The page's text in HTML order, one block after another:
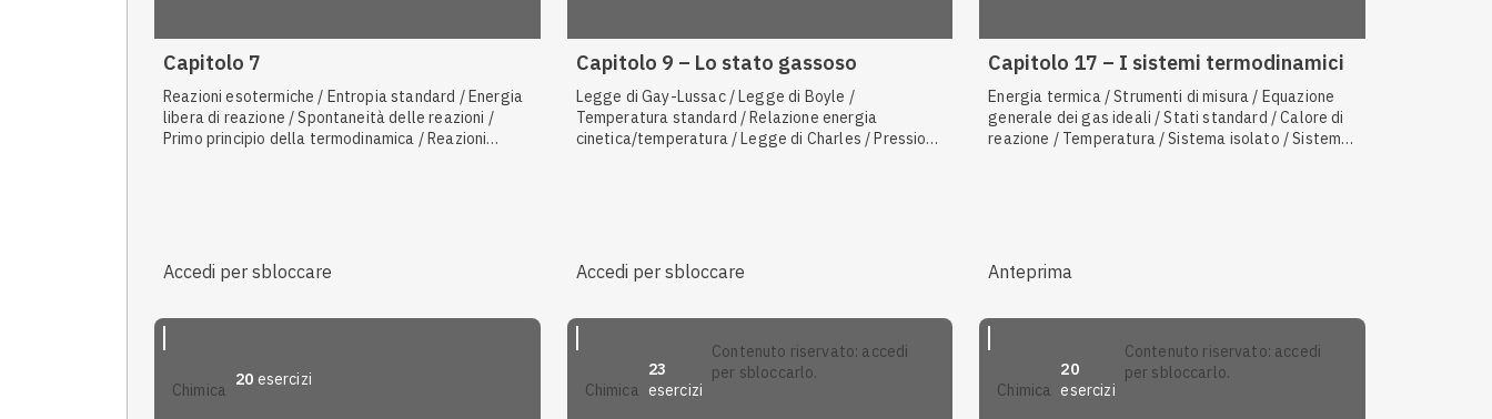
Capitolo 7
Reazioni esotermiche / Entropia standard / Energia
libera di reazione / Spontaneità delle reazioni /
Primo principio della termodinamica / Reazioni
Reazioni endorgoniche
Accedi per sbloccare
Capitolo 9 – Lo stato gassoso
Legge di Gay-Lussac / Legge di Boyle /
Temperatura standard / Relazione energia
cinetica/temperatura / Legge di Charles / Pressione
Accedi per sbloccare
Capitolo 17 – I sistemi termodinamici
Energia termica / Strumenti di misura / Equazione
generale dei gas ideali / Stati standard / Calore di
reazione / Temperatura / Sistema isolato / Sistema
Anteprima
chimica
20 esercizi
chimica
23
esercizi
contenuto riservato: accedi
per sbloccarlo.
chimica
20
esercizi
contenuto riservato: accedi
per sbloccarlo.